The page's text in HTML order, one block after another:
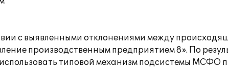
с выявленными отклонениями между
производственным предприятием 8». По
типовой механизм подсистемы МСФО